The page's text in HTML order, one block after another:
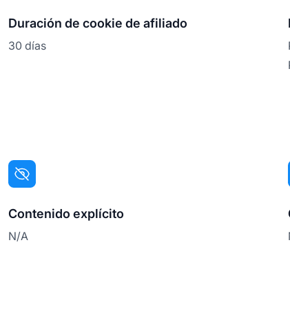
Duración de cookie de afiliado
30 días
Contenido explícito
N/A